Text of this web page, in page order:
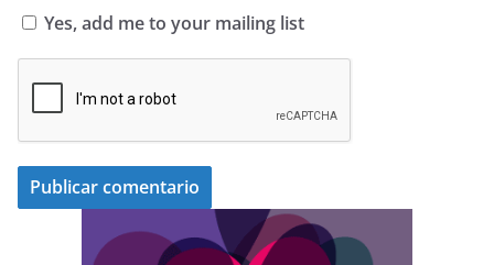
Yes, add me to your mailing list